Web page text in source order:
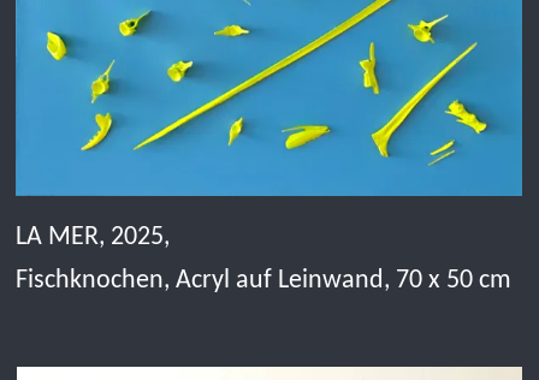
Acryl auf Holz, 47,5 x 32,4 x 37 cm